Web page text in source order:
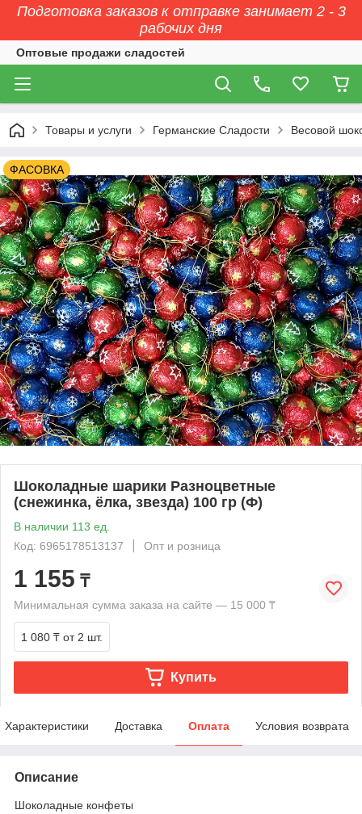
Подготовка заказов к отправке занимает 2 - 3
рабочих дня
Оптовые продажи сладостей
Товары и услуги Германские Сладости Весовой
ФАСОВКА
Шоколадные шарики Разноцветные
(снежинка, ёлка, звезда) 100 гр (Ф)
В наличии 113 ед.
Код: 6965178513137
Опт и розница
1 155 ₸
Минимальная сумма заказа на сайте — 15 000 ₸
1 080 ₸ от 2 шт.
Купить
Характеристики Доставка Оплата Условия возврата
Описание
Шоколадные конфеты